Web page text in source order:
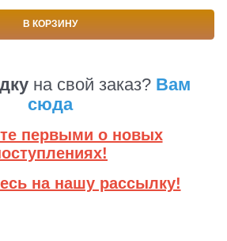
В КОРЗИНУ
на свой заказ? Вам
сюда
первыми о новых
на нашу рассылку!